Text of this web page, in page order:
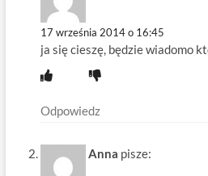
17 września 2014 o 16:45
ja się cieszę, będzie wiadomo
Odpowiedz
Anna pisze: